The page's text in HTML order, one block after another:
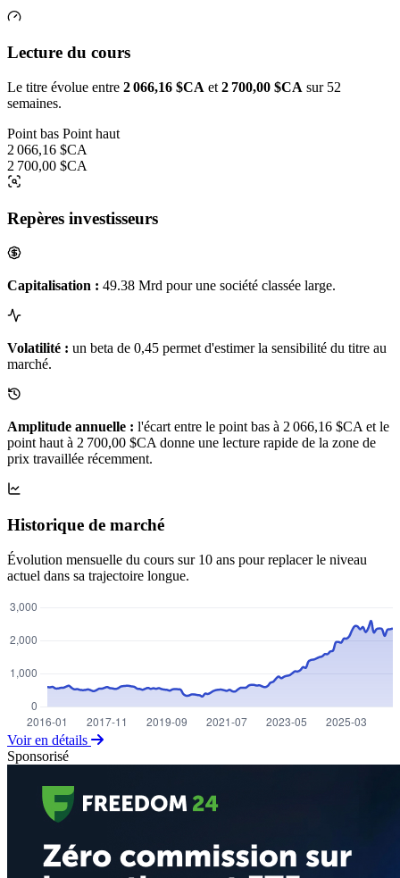
Lecture du cours
Le titre évolue entre 2 066,16 $CA et 2 700,00 $CA sur 52
semaines.
Point bas Point haut
2 066,16 $CA
2 700,00 $CA
Repères investisseurs
Capitalisation : 49.38 Mrd pour une société classée large.
Volatilité : un beta de 0,45 permet d'estimer la sensibilité du titre au
marché.
Amplitude annuelle : l'écart entre le point bas à 2 066,16 $CA et le
point haut à 2 700,00 $CA donne une lecture rapide de la zone de
prix travaillée récemment.
Historique de marché
Évolution mensuelle du cours sur 10 ans pour replacer le niveau
actuel dans sa trajectoire longue.
Voir en détails
Sponsorisé